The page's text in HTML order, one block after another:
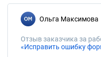
Ольга Максимова
Отзыв заказчика за